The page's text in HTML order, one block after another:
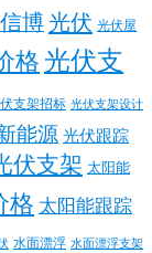
博光伏 光伏屋
格 光伏支
支架招标 光伏支架设计
能源 光伏跟踪
伏支架 太阳能
格 太阳能跟踪
水面漂浮 水面漂浮支架